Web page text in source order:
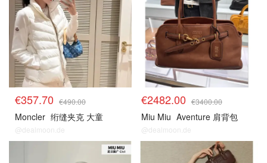
€357.70 €490.00
Moncler 绗缝夹克 大童
@dealmoon.de
€2482.00 €3400.00
Miu Miu Aventure 肩背包
@dealmoon.de